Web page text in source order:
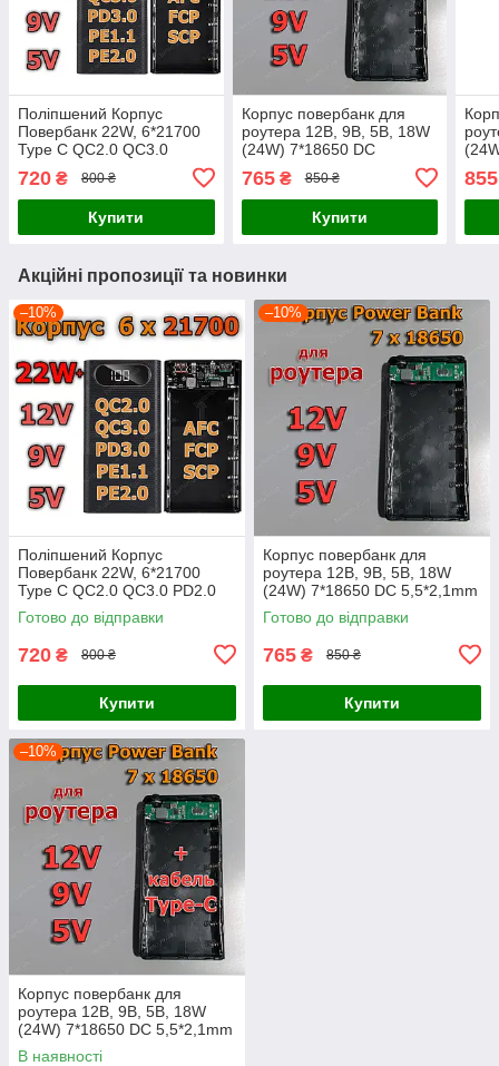
Поліпшений Корпус
Повербанк 22W, 6*21700
Type C QC2.0 QC3.0
AFC SCP MTK PE
powerbank
720 ₴ 800 ₴
Купити
Корпус повербанк для
роутера 12В, 9В, 5В, 18W
(24W) 7*18650 DC
765₴ 850 ₴
Купити
855
Акційні пропозиції та новинки
–10%
Поліпшений Корпус
Повербанк 22W, 6*21700
Type C QC2.0 QC3.0 PD2.0
PD3.0 BC1.2 FCP AFC SCP
MTK PE powerbank
Готово до відправки
720 ₴ 800 ₴
Купити
–10%
Корпус повербанк для
роутера 12В, 9В, 5В, 18W
(24W) 7*18650 DC 5,5*2,1mm
Wi-Fi UPS
Готово до відправки
765 ₴ 850 ₴
Купити
–10%
Корпус повербанк для
роутера 12В, 9В, 5В, 18W
(24W) 7*18650 DC 5,5*2,1mm
Wi-Fi UPS
В наявності